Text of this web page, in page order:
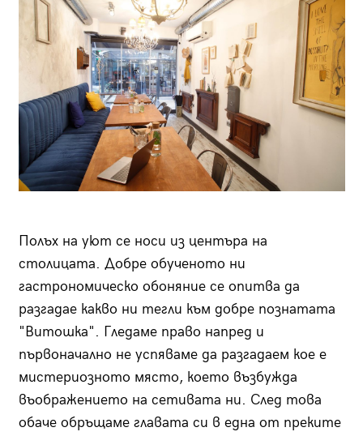
Полъх на уют се носи из центъра на
столицата. Добре обученото ни
гастрономическо обоняние се опитва да
разгадае какво ни тегли към добре познатата
"Витошка". Гледаме право напред и
първоначално не успяваме да разгадаем кое е
мистериозното място, което възбужда
въображението на сетивата ни. След това
обаче обръщаме главата си в една от преките